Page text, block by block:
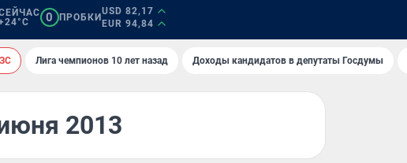
0 ПРОБКИ
USD 82,17
EUR 94,84
Лига чемпионов 10 лет назад Доходы кандидатов в депутаты Госдумы
2013